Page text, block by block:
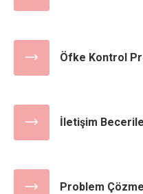
Öfke Kontrol
İletişim
Problem